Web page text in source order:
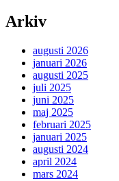
Arkiv
augusti 2026
januari 2026
augusti 2025
juli 2025
juni 2025
maj 2025
februari 2025
januari 2025
augusti 2024
april 2024
mars 2024